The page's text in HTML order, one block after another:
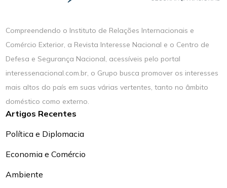
Compreendendo o Instituto de Relações Internacionais e
Comércio Exterior, a Revista Interesse Nacional e o Centro de
Defesa e Segurança Nacional, acessíveis pelo portal
interessenacional.com.br, o Grupo busca promover os interesses
mais altos do país em suas várias vertentes, tanto no âmbito
doméstico como externo.
Artigos Recentes
Política e Diplomacia
Economia e Comércio
Ambiente